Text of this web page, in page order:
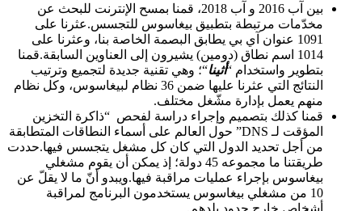
بين آب 2016 و آب 2018، قمنا بمسح الإنترنت للبحث عن
مخدّمات مرتبطة بتطبيق بيغاسوس للتجسس.عثرنا على
1091 عنوان آي بي يطابق البصمة الخاصة بنا، وعثرنا على
1014 اسم نطاق (دومين) يشيرون إلى العناوين السابقة.قمنا
بتطوير واستخدام “أثينا“؛ وهي تقنية جديدة لتجميع وترتيب
النتائج التي عثرنا عليها ضمن 36 نظام لبيغاسوس، وكل نظام
منهم يعمل بإدارة مشّغل مختلف.
قمنا كذلك بتصميم وإجراء دراسة لفحص “ذاكرة التخزين
المؤقت لـ DNS” حول العالم على أسماء النطاقات المتطابقة
من أجل تحديد الدول التي كان كل مشغل يتجسس فيها.حددت
طريقتنا ما مجموعه 45 دولة؛ إذ يمكن أن يقوم مشغلي
بيغاسوس بإجراء عمليات مراقبة فيها.ويبدو أنّ ما لا يقلّ عن
10 من مشغلي بيغاسوس يستخدمون البرنامج لمراقبة
أشخاص خارج حدود بلدهم.